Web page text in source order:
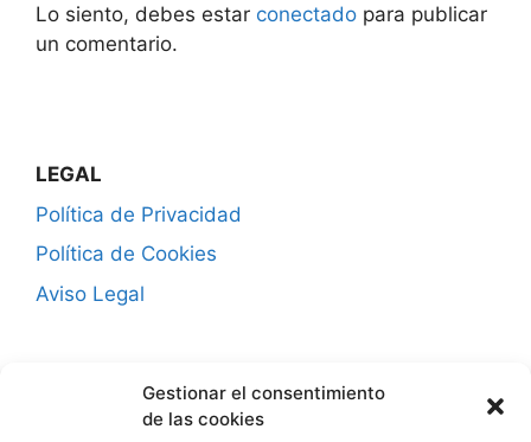
Gestionar el consentimiento
de las cookies
Lo siento, debes estar conectado para publicar
un comentario.
LEGAL
Política de Privacidad
Política de Cookies
Aviso Legal
¿Hablamos?